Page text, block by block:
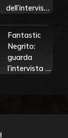
dell’intervista
Virgin Radio
Fantastic
Negrito:
guarda
l’intervista e